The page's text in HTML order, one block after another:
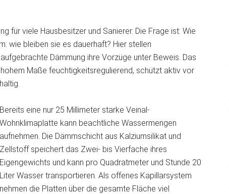
für viele Hausbesitzer und Sanierer. Die Frage ist: Wie
wie bleiben sie es dauerhaft? Hier stellen
Dämmung ihre Vorzüge unter Beweis. Das
Maße feuchtigkeitsregulierend, schützt aktiv vor
Bereits eine nur 25 Millimeter starke Veinal-
Wohnklimaplatte kann beachtliche Wassermengen
aufnehmen. Die Dämmschicht aus Kalziumsilikat und
Zellstoff speichert das Zwei- bis Vierfache ihres
Eigengewichts und kann pro Quadratmeter und Stunde 20
Liter Wasser transportieren. Als offenes Kapillarsystem
nehmen die Platten über die gesamte Fläche viel